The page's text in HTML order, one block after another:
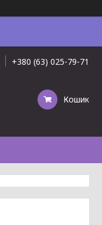
+380 (63) 025-79-71
Кошик